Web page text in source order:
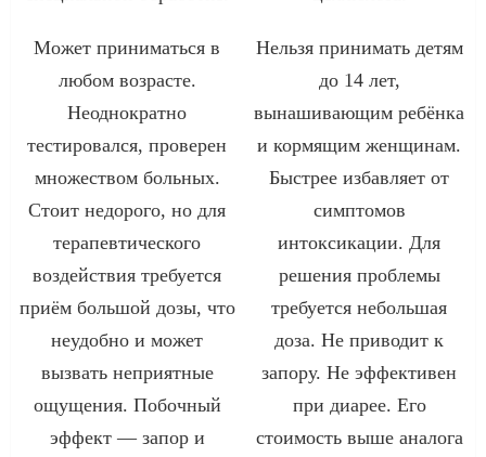
Может приниматься в
любом возрасте.
Неоднократно
тестировался, проверен
множеством больных.
Стоит недорого, но для
терапевтического
воздействия требуется
приём большой дозы, что
неудобно и может
вызвать неприятные
ощущения. Побочный
эффект — запор и
Нельзя принимать детям
до 14 лет,
вынашивающим ребёнка
и кормящим женщинам.
Быстрее избавляет от
симптомов
интоксикации. Для
решения проблемы
требуется небольшая
доза. Не приводит к
запору. Не эффективен
при диарее. Его
стоимость выше аналога